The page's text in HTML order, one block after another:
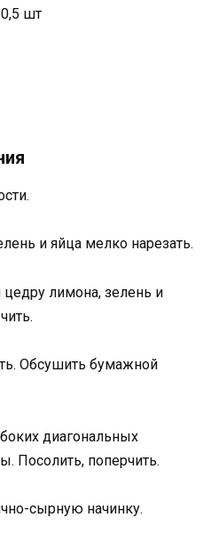
шт
и яйца мелко нарезать.
лимона, зелень и
Обсушить бумажной
диагональных
Посолить, поперчить.
сырную начинку.